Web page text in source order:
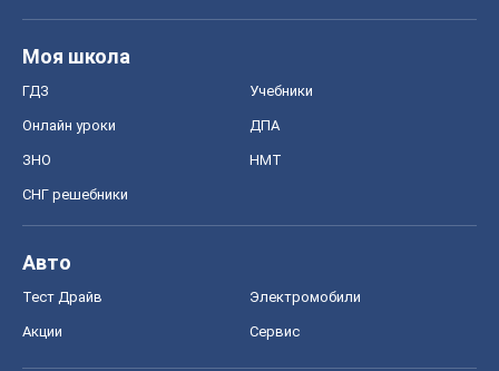
Моя школа
ГДЗ Учебники
Онлайн уроки ДПА
ЗНО НМТ
СНГ решебники
Авто
Тест Драйв Электромобили
Акции Сервис